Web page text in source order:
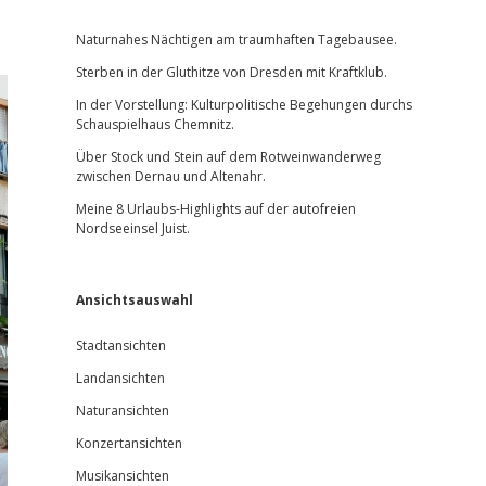
Naturnahes Nächtigen am traumhaften Tagebausee.
Sterben in der Gluthitze von Dresden mit Kraftklub.
In der Vorstellung: Kulturpolitische Begehungen durchs
Schauspielhaus Chemnitz.
Über Stock und Stein auf dem Rotweinwanderweg
zwischen Dernau und Altenahr.
Meine 8 Urlaubs-Highlights auf der autofreien
Nordseeinsel Juist.
Ansichtsauswahl
Stadtansichten
Landansichten
Naturansichten
Konzertansichten
Musikansichten